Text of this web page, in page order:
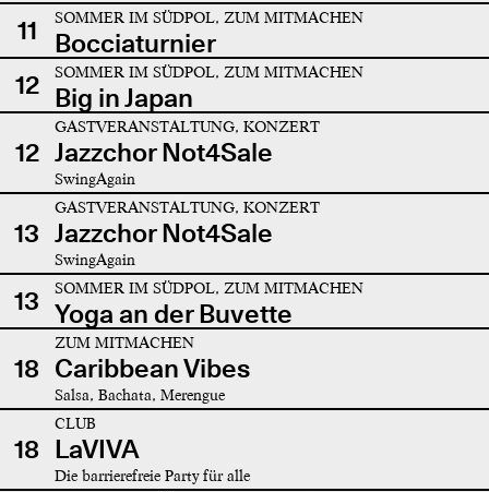
11 SOMMER IM SÜDPOL, ZUM MITMACHEN
Bocciaturnier
12
SOMMER IM SÜDPOL, ZUM MITMACHEN
Big in Japan
12
GASTVERANSTALTUNG, KONZERT
Jazzchor Not4Sale
SwingAgain
13
GASTVERANSTALTUNG, KONZERT
Jazzchor Not4Sale
SwingAgain
13 SOMMER IM SÜDPOL, ZUM MITMACHEN
Yoga an der Buvette
18
ZUM MITMACHEN
Caribbean Vibes
Salsa, Bachata, Merengue
18
CLUB
LaVIVA
Die barrierefreie Party für alle